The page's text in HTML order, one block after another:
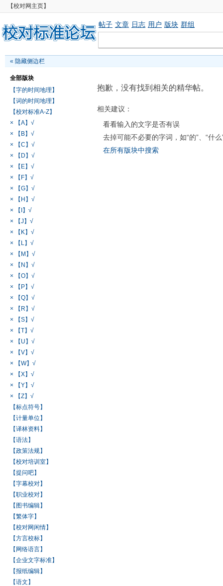
【校对网主页】
帖子 文章 日志 用户 版块 群组
« 隐藏侧边栏
全部版块
【字的时间地理】
【词的时间地理】
【校对标准A-Z】
× 【A】√
× 【B】√
× 【C】√
× 【D】√
× 【E】√
× 【F】√
× 【G】√
× 【H】√
× 【I】√
× 【J】√
× 【K】√
× 【L】√
× 【M】√
× 【N】√
× 【O】√
× 【P】√
× 【Q】√
× 【R】√
× 【S】√
× 【T】√
× 【U】√
× 【V】√
× 【W】√
× 【X】√
× 【Y】√
× 【Z】√
【标点符号】
【计量单位】
【译林资料】
【语法】
【政策法规】
【校对培训室】
【提问吧】
【字幕校对】
【职业校对】
【图书编辑】
【繁体字】
【校对网闲情】
【方言校标】
【网络语言】
【企业文字标准】
【报纸编辑】
【语文】
抱歉，没有找到相关的精华帖。
相关建议：
看看输入的文字是否有误
去掉可能不必要的字词，如“的”、“什么
在所有版块中搜索